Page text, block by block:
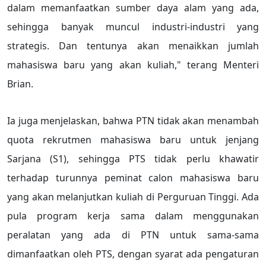
dalam memanfaatkan sumber daya alam yang ada,
sehingga banyak muncul industri-industri yang
strategis. Dan tentunya akan menaikkan jumlah
mahasiswa baru yang akan kuliah," terang Menteri
Brian.
Ia juga menjelaskan, bahwa PTN tidak akan menambah
quota rekrutmen mahasiswa baru untuk jenjang
Sarjana (S1), sehingga PTS tidak perlu khawatir
terhadap turunnya peminat calon mahasiswa baru
yang akan melanjutkan kuliah di Perguruan Tinggi. Ada
pula program kerja sama dalam menggunakan
peralatan yang ada di PTN untuk sama-sama
dimanfaatkan oleh PTS, dengan syarat ada pengaturan